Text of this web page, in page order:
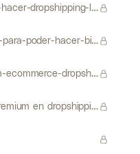
local-en-el-resto-de-latam
las-cosas-y-no-fallar-en-el-intento
dropshipping-latam
en dropshipping latam